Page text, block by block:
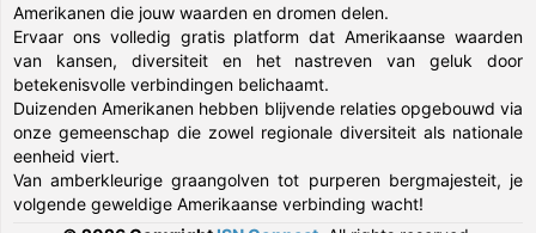
Amerikanen die jouw waarden en dromen delen.
Ervaar ons volledig gratis platform dat Amerikaanse waarden
van kansen, diversiteit en het nastreven van geluk door
betekenisvolle verbindingen belichaamt.
Duizenden Amerikanen hebben blijvende relaties opgebouwd via
onze gemeenschap die zowel regionale diversiteit als nationale
eenheid viert.
Van amberkleurige graangolven tot purperen bergmajesteit, je
volgende geweldige Amerikaanse verbinding wacht!